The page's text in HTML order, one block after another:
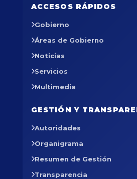
ACCESOS RÁPIDOS
Gobierno
Áreas de Gobierno
Noticias
Servicios
Multimedia
GESTIÓN Y
Autoridades
Organigrama
Resumen de Gestión
Transparencia